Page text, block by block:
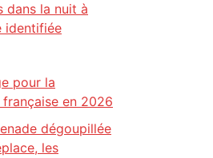
dans la nuit à
identifiée
pour la
en 2026
dégoupillée
les